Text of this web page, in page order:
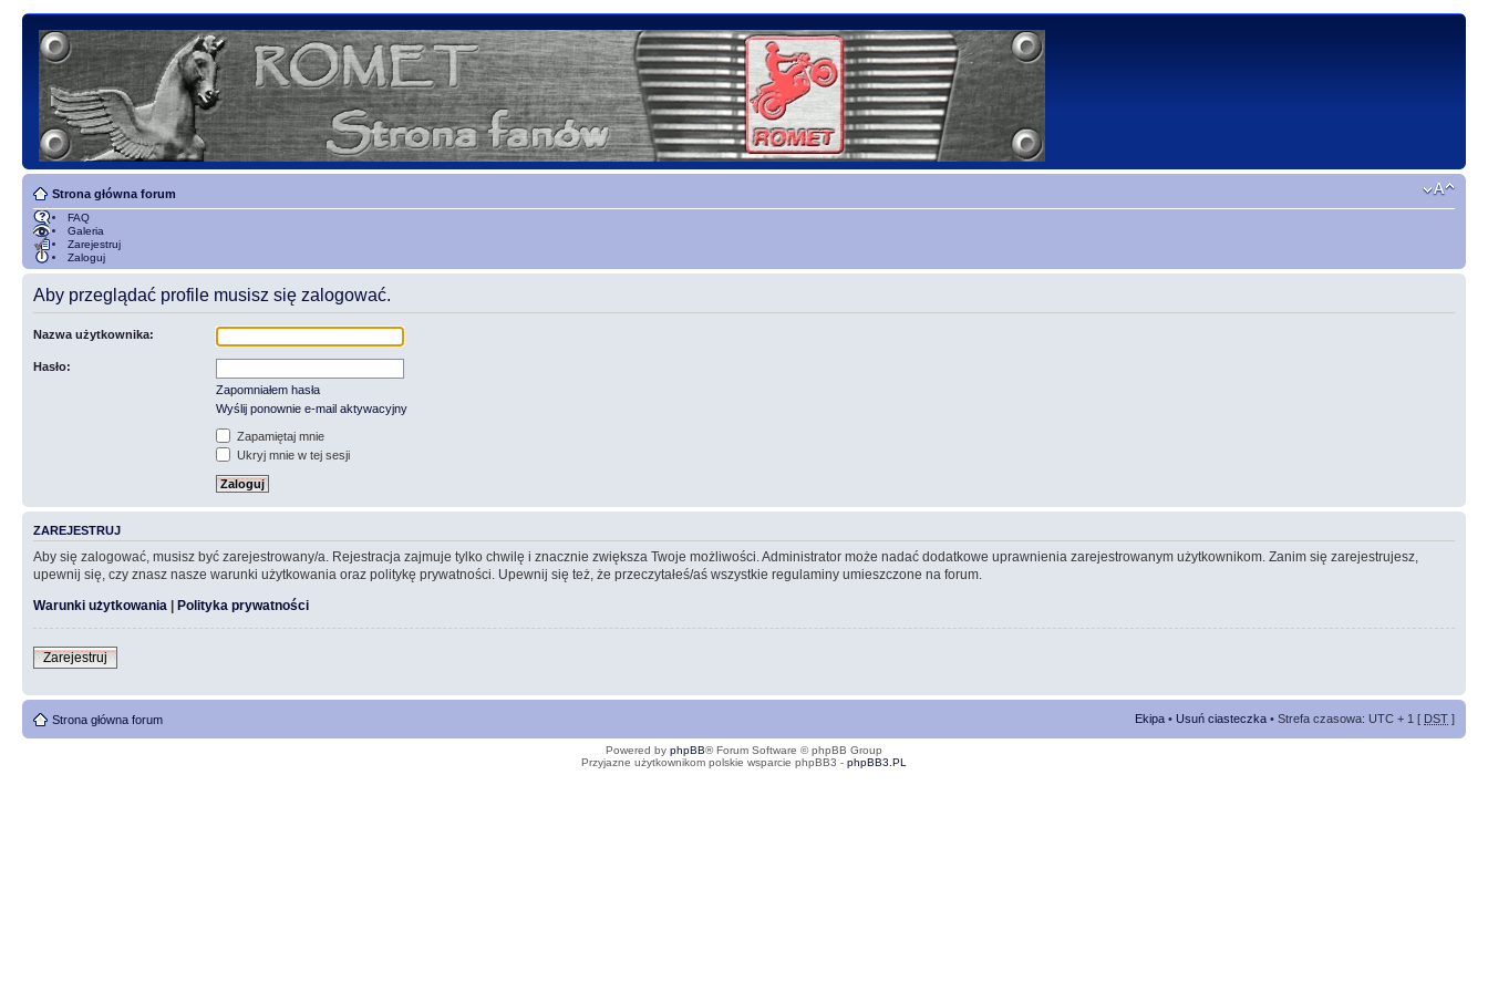
Strona główna forum
FAQ
Galeria
Zarejestruj
Zaloguj
Aby przeglądać profile musisz się zalogować.
Nazwa użytkownika:
Hasło:
Zapomniałem hasła
Wyślij ponownie e-mail aktywacyjny
Zapamiętaj mnie
Ukryj mnie w tej sesji
ZAREJESTRUJ
Aby się zalogować, musisz być zarejestrowany/a. Rejestracja zajmuje tylko chwilę i znacznie zwiększa Twoje możliwości. Administrator może nadać dodatkowe uprawnienia zarejestrowanym użytkownikom. Zanim się zarejestrujesz,
upewnij się, czy znasz nasze warunki użytkowania oraz politykę prywatności. Upewnij się też, że przeczytałeś/aś wszystkie regulaminy umieszczone na forum.
Warunki użytkowania | Polityka prywatności
Zarejestruj
Strona główna forum Ekipa • Usuń ciasteczka • Strefa czasowa: UTC + 1 [ DST ]
Powered by phpBB® Forum Software © phpBB Group
Przyjazne użytkownikom polskie wsparcie phpBB3 - phpBB3.PL